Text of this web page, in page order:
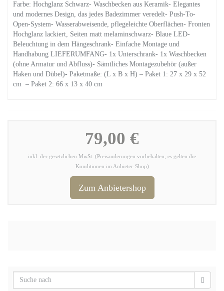
Farbe: Hochglanz Schwarz- Waschbecken aus Keramik- Elegantes
und modernes Design, das jedes Badezimmer veredelt- Push-To-
Open-System- Wasserabweisende, pflegeleichte Oberflächen- Fronten
Hochglanz lackiert, Seiten matt melaminschwarz- Blaue LED-
Beleuchtung in dem Hängeschrank- Einfache Montage und
Handhabung LIEFERUMFANG- 1x Unterschrank- 1x Waschbecken
(ohne Armatur und Abfluss)- Sämtliches Montagezubehör (außer
Haken und Dübel)- Paketmaße: (L x B x H) – Paket 1: 27 x 29 x 52
cm – Paket 2: 66 x 13 x 40 cm
79,00 €
inkl. der gesetzlichen MwSt. (Preisänderungen vorbehalten, es gelten die
Konditionen im Anbieter-Shop)
Zum Anbietershop